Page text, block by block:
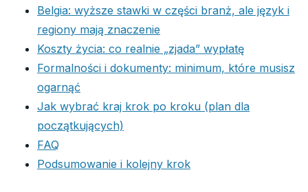
Belgia: wyższe stawki w części branż, ale język i
regiony mają znaczenie
Koszty życia: co realnie „zjada” wypłatę
Formalności i dokumenty: minimum, które musisz
ogarnąć
Jak wybrać kraj krok po kroku (plan dla
początkujących)
FAQ
Podsumowanie i kolejny krok